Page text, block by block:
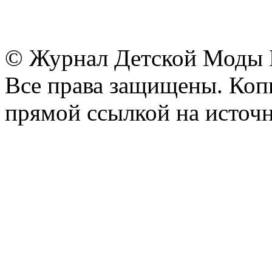
© Журнал Детской Моды
Все права защищены.
прямой ссылкой на